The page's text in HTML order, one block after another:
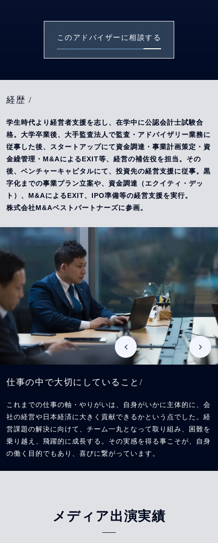
このアドバイザーに相談する
経歴 /
学生時代より経営者支援を志し、在学中に公認会計士試験合
格。大学卒業後、大手監査法人で監査・アドバイザリー業務に
従事した後、スタートアップにて資金調達・事業計画策定・資
金繰管理・M&AによるEXIT等、経営の補佐役を担当。その
後、ベンチャーキャピタルにて、投資先の経営支援に従事。黒
字化までの事業プラン立案や、資金調達（エクイティ・デッ
ト）、M&AによるEXIT、IPO準備等の経営支援を実行。
株式会社M&Aベストパートナーズに参画。
1 / 2
仕事の中で大切にしていること/
これまでの仕事の軸・やりがいは、自身がいかに主体的に、会
社の経営や日本経済に大きく貢献できるかという点でした。経
営課題の解決に向けて、チーム一丸となって取り組み、困難を
乗り越え、飛躍的に成長する。その実感を得る事こそが、自身
の働く目的でもあり、喜びに繋がっています。
メディア出演実績